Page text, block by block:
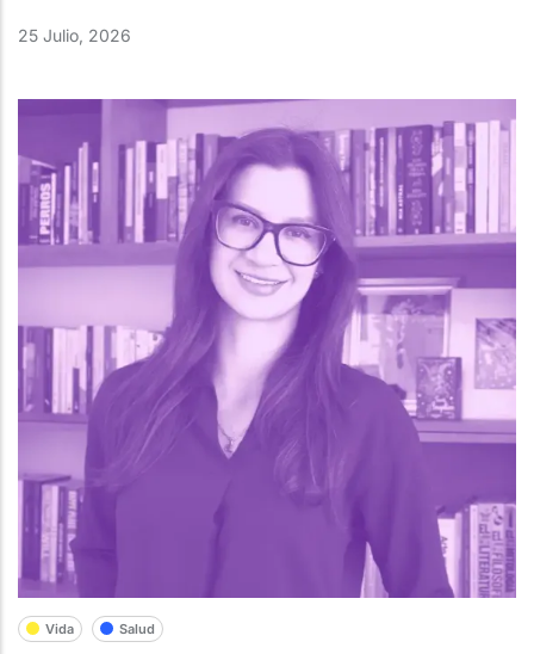
25 Julio, 2026
Vida Salud